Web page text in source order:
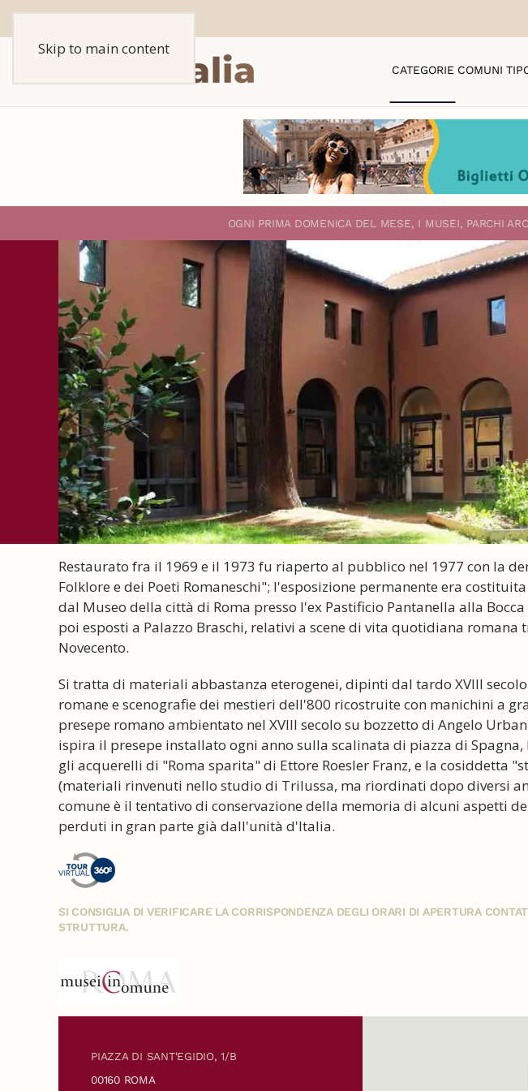
Skip to main content
CATEGORIE COMUNI
OGNI PRIMA DOMENICA DEL MESE, I MUSEI, PARCHI
Restaurato fra il 1969 e il 1973 fu riaperto al pubblico nel 1977 con la
Folklore e dei Poeti Romaneschi"; l'esposizione permanente era
dal Museo della città di Roma presso l'ex Pastificio Pantanella alla
poi esposti a Palazzo Braschi, relativi a scene di vita quotidiana romana
Novecento.
Si tratta di materiali abbastanza eterogenei, dipinti dal tardo XVIII secolo
romane e scenografie dei mestieri dell'800 ricostruite con manichini a
presepe romano ambientato nel XVIII secolo su bozzetto di Angelo
ispira il presepe installato ogni anno sulla scalinata di piazza di
gli acquerelli di "Roma sparita" di Ettore Roesler Franz, e la cosiddetta
(materiali rinvenuti nello studio di Trilussa, ma riordinati dopo diversi
comune è il tentativo di conservazione della memoria di alcuni aspetti
perduti in gran parte già dall'unità d'Italia.
SI CONSIGLIA DI VERIFICARE LA CORRISPONDENZA DEGLI ORARI DI APERTURA
STRUTTURA.
PIAZZA DI SANT'EGIDIO, 1/B
00160 ROMA